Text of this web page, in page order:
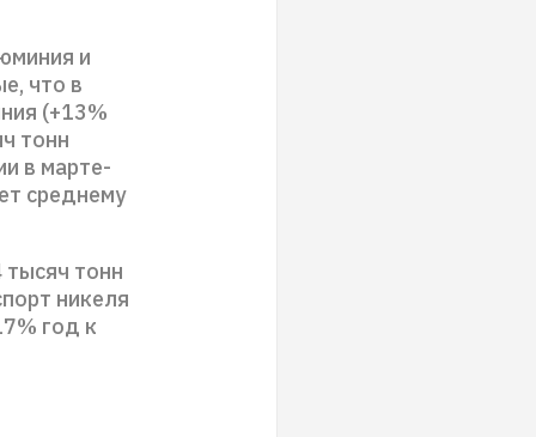
и
что в
(+13%
тонн
в марте-
среднему
тонн
никеля
год к